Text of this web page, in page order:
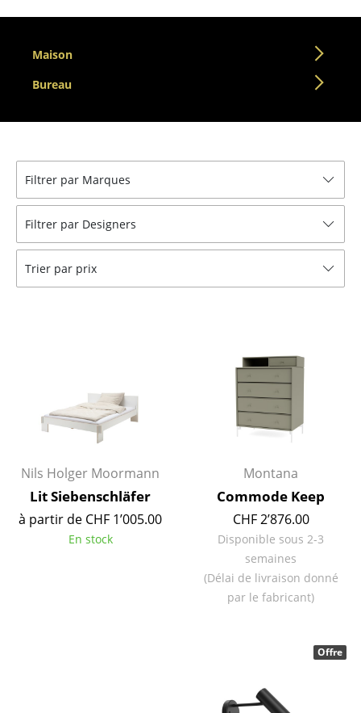
Chaises de conférence
... voir tous les sièges
Tables de repas
Tables d’appoint
Tables de conférence et Pupitres
Tables hautes & Pupitres
Tables enfants
Table de jardin
Chariots & Dessertes
Maison
Bureau
Filtrer par Marques
Filtrer par Designers
Trier par prix
Nils Holger Moormann
Lit Siebenschläfer
à partir de CHF 1’005.00
En stock
Montana
Commode Keep
CHF 2’876.00
Disponible sous 2-3
semaines
(Délai de livraison donné
par le fabricant)
Offre